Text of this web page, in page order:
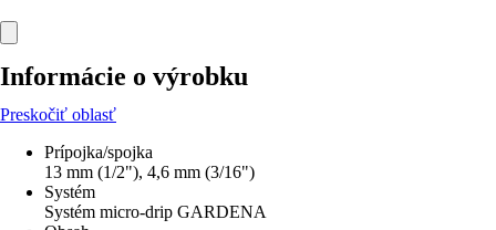
Informácie o výrobku
Preskočiť oblasť
Prípojka/spojka
13 mm (1/2"), 4,6 mm (3/16")
Systém
Systém micro-drip GARDENA